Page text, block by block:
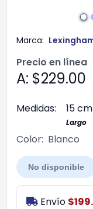
Marca:
Precio en línea
A: $229.00
Medidas: 15 cm
Largo
Color: Blanco
No disponible
Envío